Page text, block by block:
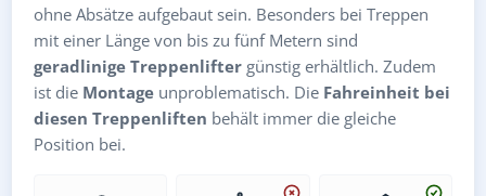
ohne Absätze aufgebaut sein. Besonders bei Treppen
mit einer Länge von bis zu fünf Metern sind
geradlinige Treppenlifter günstig erhältlich. Zudem
ist die Montage unproblematisch. Die Fahreinheit bei
diesen Treppenliften behält immer die gleiche
Position bei.